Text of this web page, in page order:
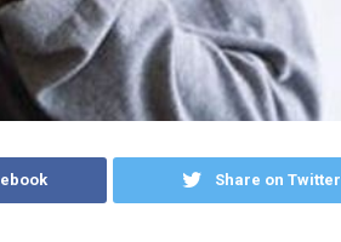
Share on Twitter